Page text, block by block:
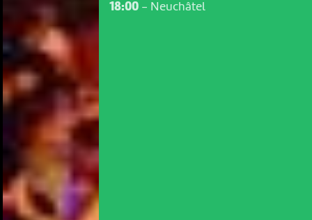
18:00- Neuchâtel